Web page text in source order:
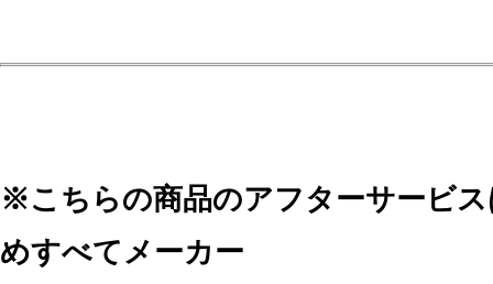
※こちらの商品のアフターサービ
めすべてメーカー